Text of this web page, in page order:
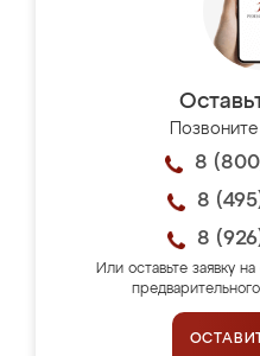
8
8
8
Или оставьте заявку